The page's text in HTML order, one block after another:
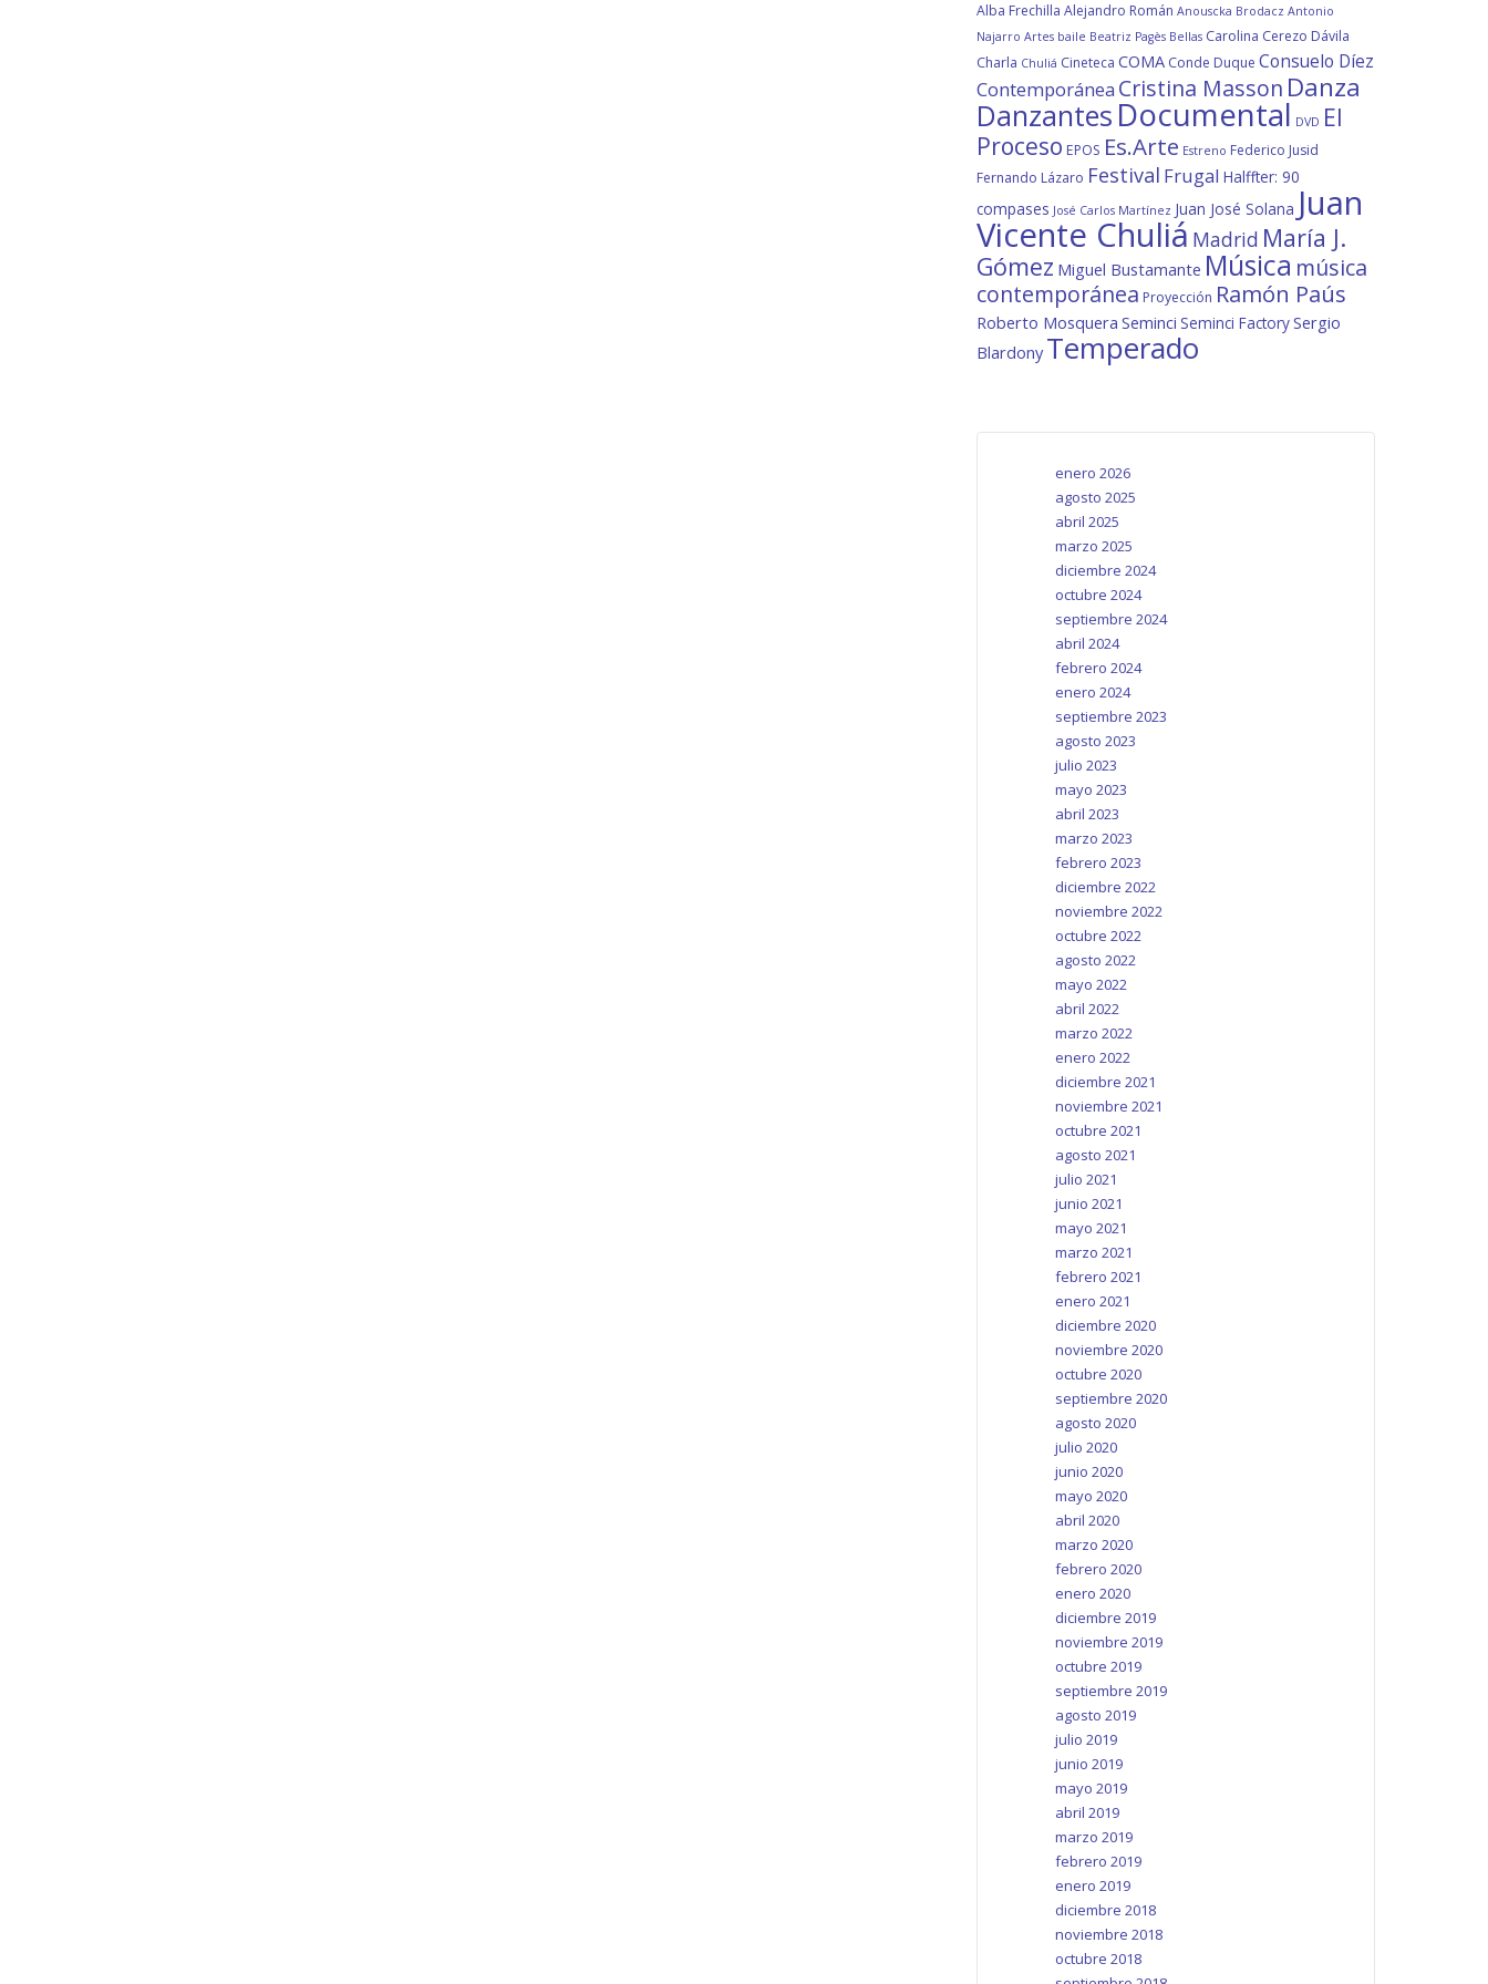
Alba Frechilla Alejandro Román Anouscka Brodacz Antonio
Najarro Artes baile Beatriz Pagès Bellas Carolina Cerezo Dávila
Charla Chuliá Cineteca COMA Conde Duque Consuelo Díez
Contemporánea Cristina Masson Danza
Danzantes Documental DVD El
Proceso EPOS Es.Arte Estreno Federico Jusid
Fernando Lázaro Festival Frugal Halffter: 90
compases José Carlos Martínez Juan José Solana Juan
Vicente Chuliá Madrid María J.
Gómez Miguel Bustamante Música música
contemporánea Proyección Ramón Paús
Roberto Mosquera Seminci Seminci FactorySergio
Blardony Temperado
enero 2026
agosto 2025
abril 2025
marzo 2025
diciembre 2024
octubre 2024
septiembre 2024
abril 2024
febrero 2024
enero 2024
septiembre 2023
agosto 2023
julio 2023
mayo 2023
abril 2023
marzo 2023
febrero 2023
diciembre 2022
noviembre 2022
octubre 2022
agosto 2022
mayo 2022
abril 2022
marzo 2022
enero 2022
diciembre 2021
noviembre 2021
octubre 2021
agosto 2021
julio 2021
junio 2021
mayo 2021
marzo 2021
febrero 2021
enero 2021
diciembre 2020
noviembre 2020
octubre 2020
septiembre 2020
agosto 2020
julio 2020
junio 2020
mayo 2020
abril 2020
marzo 2020
febrero 2020
enero 2020
diciembre 2019
noviembre 2019
octubre 2019
septiembre 2019
agosto 2019
julio 2019
junio 2019
mayo 2019
abril 2019
marzo 2019
febrero 2019
enero 2019
diciembre 2018
noviembre 2018
octubre 2018